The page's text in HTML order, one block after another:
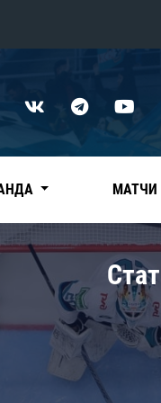
Нефтехимик
Дивизион Чернышева
Авангард
Адмирал
КХЛ
МАТЧИ